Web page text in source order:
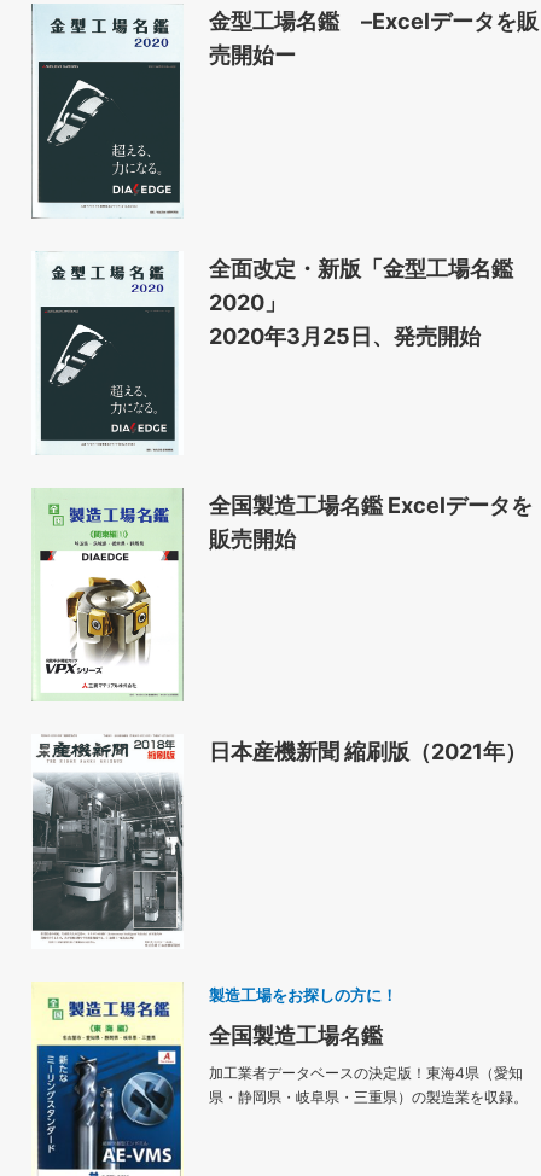
金型工場名鑑 –Excelデータを販
売開始ー
全面改定・新版「金型工場名鑑
2020」
2020年3月25日、発売開始
全国製造工場名鑑 Excelデータを
販売開始
日本産機新聞 縮刷版（2021年）
製造工場をお探しの方に！
全国製造工場名鑑
加工業者データベースの決定版！東海4県（愛知
県・静岡県・岐阜県・三重県）の製造業を収録。